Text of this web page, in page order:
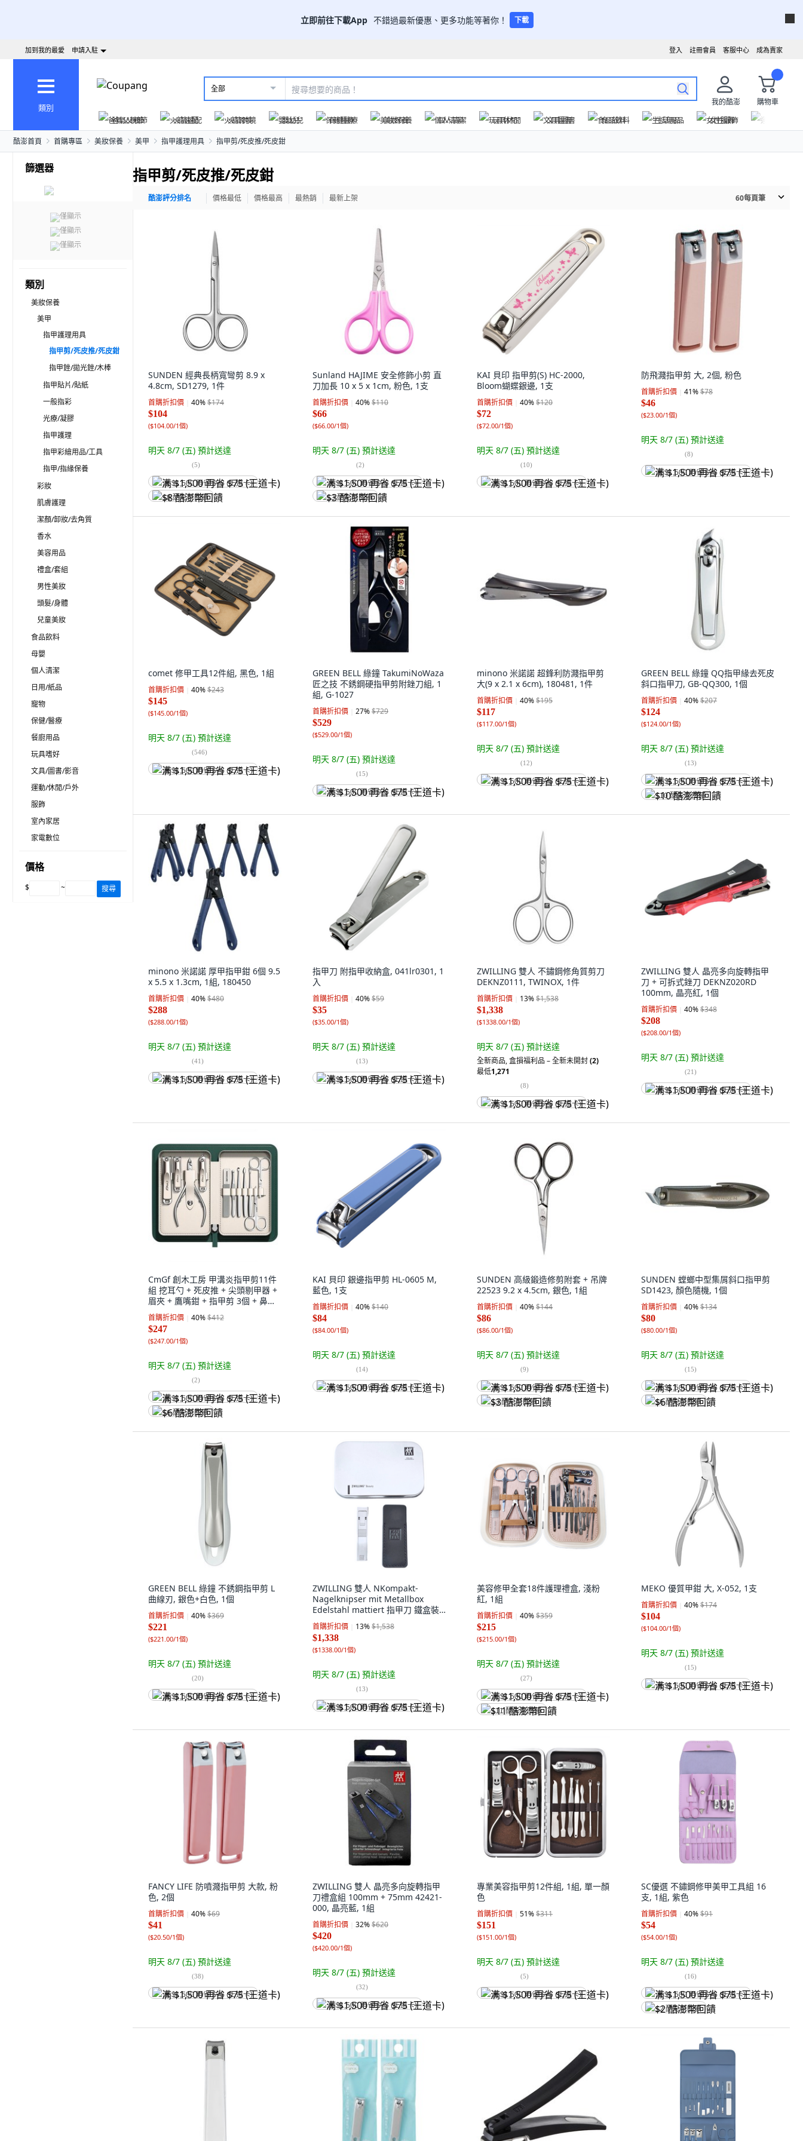
立即前往下載App 不錯過最新優惠、更多功能等著你！ 下載
成為賣家
客服中心
註冊會員
登入
加到我的最愛 申請入駐
類別
全部
我的酷澎
購物車
爸氣父親節
火箭速配 火箭跨境 嬰幼兒 保健醫療 美妝保養 個人清潔 玩具休閒 文具圖書 食品飲料 生活用品 女性服飾
酷澎首頁 首購專區 美妝保養 美甲 指甲護理用具 指甲剪/死皮推/死皮鉗
篩選器
僅顯示
僅顯示
僅顯示
類別
美妝保養
美甲
指甲護理用具
指甲剪/死皮推/死皮鉗
指甲銼/拋光銼/木棒
指甲貼片/貼紙
一般指彩
光療/凝膠
指甲護理
指甲彩繪用品/工具
指甲/指緣保養
彩妝
肌膚護理
潔顏/卸妝/去角質
香水
美容用品
禮盒/套組
男性美妝
頭髮/身體
兒童美妝
食品飲料
母嬰
個人清潔
日用/紙品
寵物
保健/醫療
餐廚用品
玩具嗜好
文具/圖書/影音
運動/休閒/戶外
服飾
室內家居
家電數位
價格
$ ~ 搜尋
指甲剪/死皮推/死皮鉗
酷澎評分排名 價格最低 價格最高 最熱銷 最新上架 60每頁筆
SUNDEN 經典長柄寬彎剪 8.9 x
4.8cm, SD1279, 1件
首購折扣價 40%$174
$104
($104.00/1個)
明天 8/7 (五) 預計送達
(5)
满 $1,500 再省 $75 (王道卡)
$8 酷澎幣回饋
Sunland HAJIME 安全修飾小剪 直
刀加長 10 x 5 x 1cm, 粉色, 1支
首購折扣價 40%$110
$66
($66.00/1個)
明天 8/7 (五) 預計送達
(2)
满 $1,500 再省 $75 (王道卡)
$3 酷澎幣回饋
KAI 貝印 指甲剪(S) HC-2000,
Bloom蝴蝶銀邊, 1支
首購折扣價 40%$120
$72
($72.00/1個)
明天 8/7 (五) 預計送達
(10)
满 $1,500 再省 $75 (王道卡)
防飛濺指甲剪 大, 2個, 粉色
首購折扣價 41%$78
$46
($23.00/1個)
明天 8/7 (五) 預計送達
(8)
满 $1,500 再省 $75 (王道卡)
comet 修甲工具12件組, 黑色, 1組
首購折扣價 40%$243
$145
($145.00/1個)
明天 8/7 (五) 預計送達
(546)
满 $1,500 再省 $75 (王道卡)
GREEN BELL 綠鐘 TakumiNoWaza
匠之技 不銹鋼硬指甲剪附銼刀組, 1
組, G-1027
首購折扣價 27%$729
$529
($529.00/1個)
明天 8/7 (五) 預計送達
(15)
满 $1,500 再省 $75 (王道卡)
minono 米諾諾 超鋒利防濺指甲剪
大(9 x 2.1 x 6cm), 180481, 1件
首購折扣價 40%$195
$117
($117.00/1個)
明天 8/7 (五) 預計送達
(12)
满 $1,500 再省 $75 (王道卡)
GREEN BELL 綠鐘 QQ指甲緣去死皮
斜口指甲刀, GB-QQ300, 1個
首購折扣價 40%$207
$124
($124.00/1個)
明天 8/7 (五) 預計送達
(13)
满 $1,500 再省 $75 (王道卡)
$10 酷澎幣回饋
minono 米諾諾 厚甲指甲鉗 6個 9.5
x 5.5 x 1.3cm, 1組, 180450
首購折扣價 40%$480
$288
($288.00/1個)
明天 8/7 (五) 預計送達
(41)
满 $1,500 再省 $75 (王道卡)
指甲刀 附指甲收納盒, 041lr0301, 1
入
首購折扣價 40%$59
$35
($35.00/1個)
明天 8/7 (五) 預計送達
(13)
满 $1,500 再省 $75 (王道卡)
ZWILLING 雙人 不鏽鋼修角質剪刀
DEKNZ0111, TWINOX, 1件
首購折扣價 13%$1,538
$1,338
($1338.00/1個)
明天 8/7 (五) 預計送達
全新商品,盒損福利品 – 全新未開封(2)
最低1,271
(8)
满 $1,500 再省 $75 (王道卡)
ZWILLING 雙人 晶亮多向旋轉指甲
刀 + 可拆式銼刀 DEKNZ020RD
100mm, 晶亮紅, 1個
首購折扣價 40%$348
$208
($208.00/1個)
明天 8/7 (五) 預計送達
(21)
满 $1,500 再省 $75 (王道卡)
CmGf 創木工房 甲溝炎指甲剪11件
組 挖耳勺 + 死皮推 + 尖頭剔甲器 +
眉夾 + 鷹嘴鉗 + 指甲剪 3個 + 鼻毛
剪 + 尖頭美容剪 + 死皮挫, 1套, 墨
綠色
首購折扣價 40%$412
$247
($247.00/1個)
明天 8/7 (五) 預計送達
(2)
满 $1,500 再省 $75 (王道卡)
$6 酷澎幣回饋
KAI 貝印 銀邊指甲剪 HL-0605 M,
藍色, 1支
首購折扣價 40%$140
$84
($84.00/1個)
明天 8/7 (五) 預計送達
(14)
满 $1,500 再省 $75 (王道卡)
SUNDEN 高級鍛造修剪附套 + 吊牌
22523 9.2 x 4.5cm, 銀色, 1組
首購折扣價 40%$144
$86
($86.00/1個)
明天 8/7 (五) 預計送達
(9)
满 $1,500 再省 $75 (王道卡)
$3 酷澎幣回饋
SUNDEN 螳螂中型集屑斜口指甲剪
SD1423, 顏色隨機, 1個
首購折扣價 40%$134
$80
($80.00/1個)
明天 8/7 (五) 預計送達
(15)
满 $1,500 再省 $75 (王道卡)
$6 酷澎幣回饋
GREEN BELL 綠鐘 不銹鋼指甲剪 L
曲線刃, 銀色+白色, 1個
首購折扣價 40%$369
$221
($221.00/1個)
明天 8/7 (五) 預計送達
(20)
满 $1,500 再省 $75 (王道卡)
ZWILLING 雙人 NKompakt-
Nagelknipser mit Metallbox
Edelstahl mattiert 指甲刀 鐵盒裝,
銀色, 1盒
首購折扣價 13%$1,538
$1,338
($1338.00/1個)
明天 8/7 (五) 預計送達
(13)
满 $1,500 再省 $75 (王道卡)
美容修甲全套18件護理禮盒, 淺粉
紅, 1組
首購折扣價 40%$359
$215
($215.00/1個)
明天 8/7 (五) 預計送達
(27)
满 $1,500 再省 $75 (王道卡)
$11 酷澎幣回饋
MEKO 優質甲鉗 大, X-052, 1支
首購折扣價 40%$174
$104
($104.00/1個)
明天 8/7 (五) 預計送達
(15)
满 $1,500 再省 $75 (王道卡)
FANCY LIFE 防噴濺指甲剪 大款, 粉
色, 2個
首購折扣價 40%$69
$41
($20.50/1個)
明天 8/7 (五) 預計送達
(38)
满 $1,500 再省 $75 (王道卡)
ZWILLING 雙人 晶亮多向旋轉指甲
刀禮盒組 100mm + 75mm 42421-
000, 晶亮藍, 1組
首購折扣價 32%$620
$420
($420.00/1個)
明天 8/7 (五) 預計送達
(32)
满 $1,500 再省 $75 (王道卡)
專業美容指甲剪12件組, 1組, 單一顏
色
首購折扣價 51%$311
$151
($151.00/1個)
明天 8/7 (五) 預計送達
(5)
满 $1,500 再省 $75 (王道卡)
SC優選 不鏽鋼修甲美甲工具組 16
支, 1組, 紫色
首購折扣價 40%$91
$54
($54.00/1個)
明天 8/7 (五) 預計送達
(16)
满 $1,500 再省 $75 (王道卡)
$2 酷澎幣回饋